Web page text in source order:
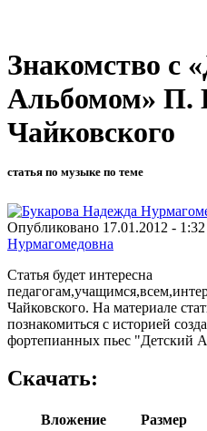
Знакомство с
Альбомом» П.
Чайковского
статья по музыке по теме
Опубликовано 17.01.2012 -
Нурмагомедовна
Статья будет интересна
Чайковского. На материале
познакомиться с историей
фортепианных пьес "Детский
Скачать:
Вложение
Размер